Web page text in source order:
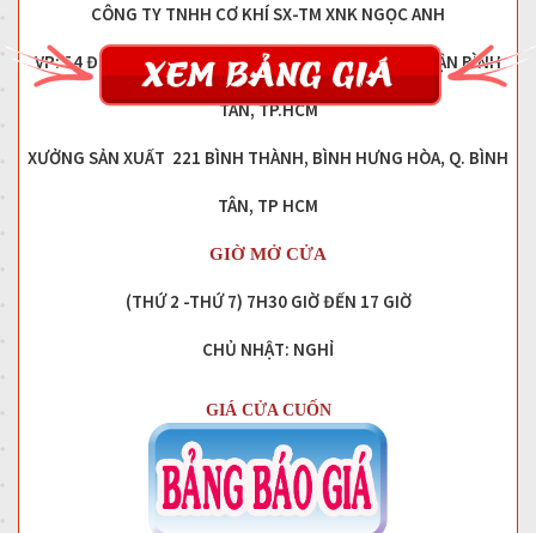
CÔNG TY TNHH CƠ KHÍ SX-TM XNK NGỌC ANH
VP: 54 ĐƯỜNG SỐ 11, PHƯỜNG BÌNH HƯNG HÒA, QUẬN BÌNH
TÂN, TP.HCM
XƯỞNG SẢN XUẤT 221 BÌNH THÀNH, BÌNH HƯNG HÒA, Q. BÌNH
TÂN, TP HCM
GIỜ MỞ CỬA
(THỨ 2 -THỨ 7) 7H30 GIỜ ĐẾN 17 GIỜ
CHỦ NHẬT: NGHỈ
GIÁ CỬA CUỐN